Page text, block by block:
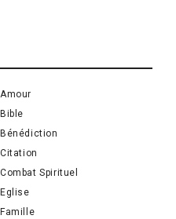
Amour
Bible
Bénédiction
Citation
Combat Spirituel
Eglise
Famille